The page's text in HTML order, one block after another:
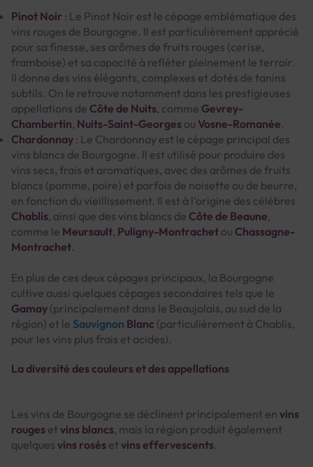
Pinot Noir : Le Pinot Noir est le cépage emblématique des
vins rouges de Bourgogne. Il est particulièrement apprécié
pour sa finesse, ses arômes de fruits rouges (cerise,
framboise) et sa capacité à refléter pleinement le terroir.
Il donne des vins élégants, complexes et dotés de tanins
subtils. On le retrouve notamment dans les prestigieuses
appellations de Côte de Nuits, comme Gevrey-
Chambertin, Nuits-Saint-Georges ou Vosne-Romanée.
Chardonnay : Le Chardonnay est le cépage principal des
vins blancs de Bourgogne. Il est utilisé pour produire des
vins secs, frais et aromatiques, avec des arômes de fruits
blancs (pomme, poire) et parfois de noisette ou de beurre,
en fonction du vieillissement. Il est à l’origine des célèbres
Chablis, ainsi que des vins blancs de Côte de Beaune,
comme le Meursault, Puligny-Montrachet ou Chassagne-
Montrachet.
En plus de ces deux cépages principaux, la Bourgogne
cultive aussi quelques cépages secondaires tels que le
Gamay (principalement dans le Beaujolais, au sud de la
région) et le Sauvignon Blanc (particulièrement à Chablis,
pour les vins plus frais et acides).
La diversité des couleurs et des appellations
Les vins de Bourgogne se déclinent principalement en vins
rouges et vins blancs, mais la région produit également
quelques vins rosés et vins effervescents.